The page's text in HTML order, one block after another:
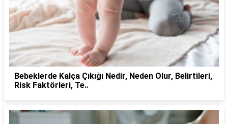
Bebeklerde Kalça Çıkığı Nedir, Neden Olur, Belirtileri,
Risk Faktörleri, Te..